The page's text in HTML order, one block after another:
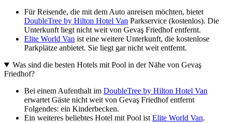
Für Reisende, die mit dem Auto anreisen möchten, bietet
DoubleTree by Hilton Hotel Van Parkservice (kostenlos). Die
Unterkunft liegt nicht weit von Gevaş Friedhof entfernt.
Elite World Van ist eine weitere Unterkunft, die kostenlose
Parkplätze anbietet. Sie liegt gar nicht weit entfernt.
Was sind die besten Hotels mit Pool in der Nähe von Gevaş
Friedhof?
Bei einem Aufenthalt im DoubleTree by Hilton Hotel Van
erwartet Gäste nicht weit von Gevaş Friedhof entfernt
Folgendes: ein Kinderbecken.
Ein weiteres beliebtes Hotel mit Pool ist Elite World Van.